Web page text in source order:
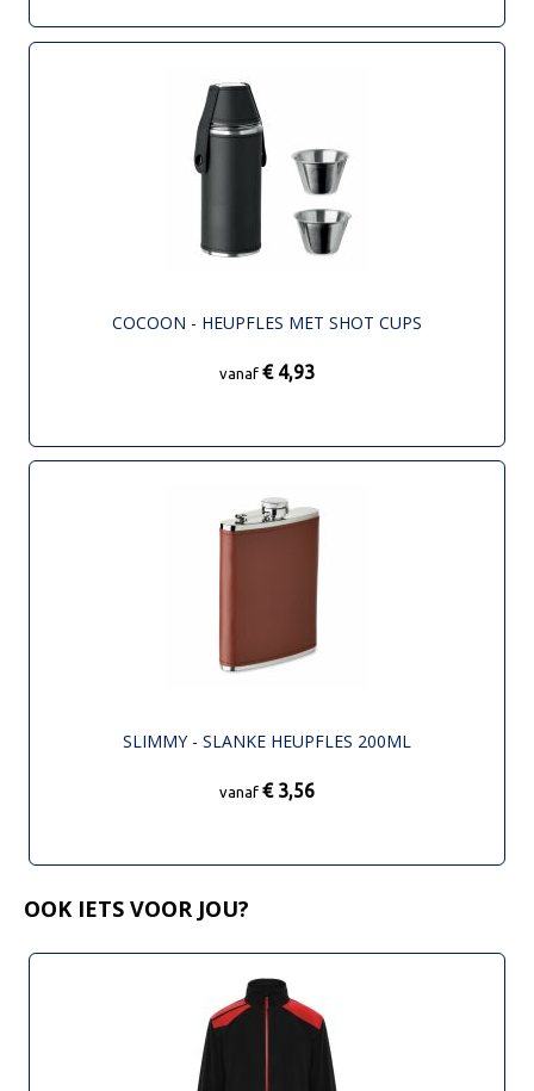
COCOON - HEUPFLES MET SHOT CUPS
vanaf € 4,93
SLIMMY - SLANKE HEUPFLES 200ML
vanaf € 3,56
OOK IETS VOOR JOU?